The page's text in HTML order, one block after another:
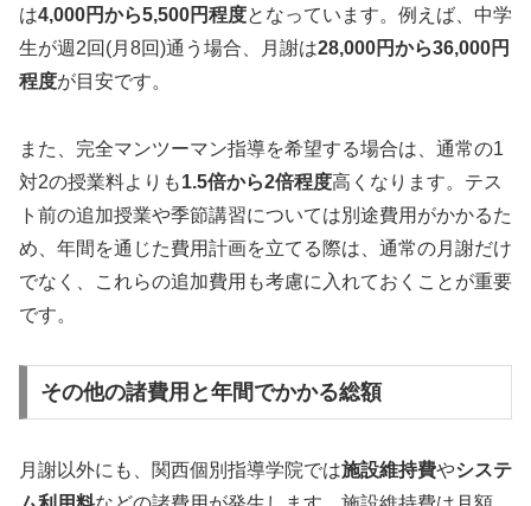
は4,000円から5,500円程度となっています。例えば、中学
生が週2回(月8回)通う場合、月謝は28,000円から36,000円
程度が目安です。
また、完全マンツーマン指導を希望する場合は、通常の1
対2の授業料よりも1.5倍から2倍程度高くなります。テス
ト前の追加授業や季節講習については別途費用がかかるた
め、年間を通じた費用計画を立てる際は、通常の月謝だけ
でなく、これらの追加費用も考慮に入れておくことが重要
です。
その他の諸費用と年間でかかる総額
月謝以外にも、関西個別指導学院では施設維持費やシステ